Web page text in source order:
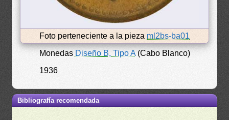
Foto perteneciente a la pieza ml2bs-ba01
Monedas Diseño B, Tipo A(Cabo Blanco)
1936
Bibliografía recomendada